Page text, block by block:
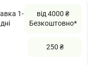
1-
від 4000 ₴
Безкоштовно*
250 ₴